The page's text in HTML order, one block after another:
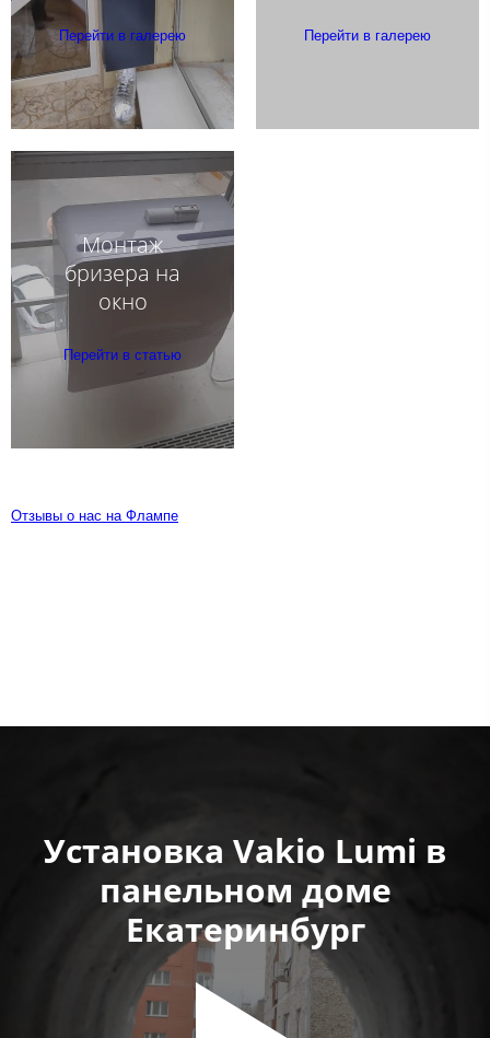
Перейти в галерею Перейти в галерею
Монтаж
бризера на
окно
Перейти в статью
Отзывы о нас на Флампе
Установка Vakio Lumi в
панельном доме
Екатеринбург